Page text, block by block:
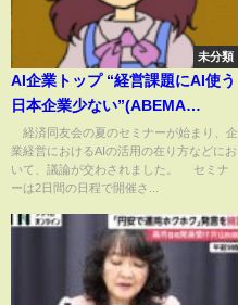
未分類
AI企業トップ “経営課題にAI使う
日本企業少ない”(ABEMA
TIMES)
経済同友会の夏のセミナーが始まり、企
業経営におけるAIの活用の在り方などにお
いて、議論が交わされました。 セミナ
ーは2日間の日程で開催さ...